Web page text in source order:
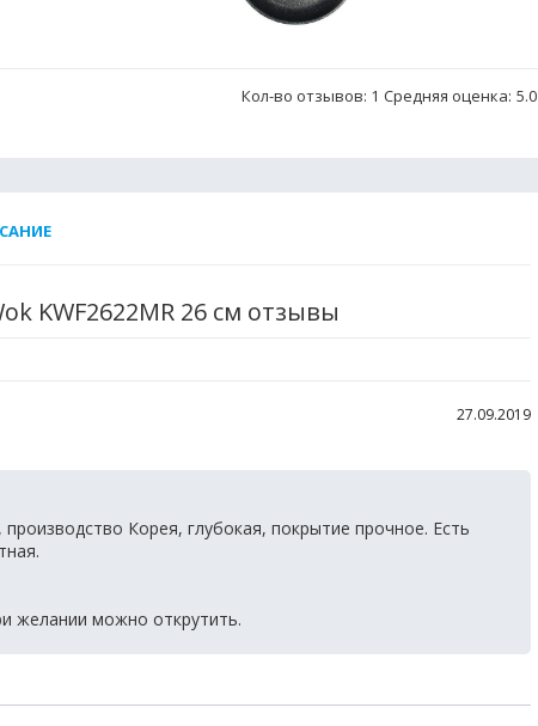
Кол-во отзывов: 1 Средняя оценка: 5.0
KWF2622MR 26 см отзывы
27.09.2019
Корея, глубокая, покрытие прочное. Есть
желании можно открутить.